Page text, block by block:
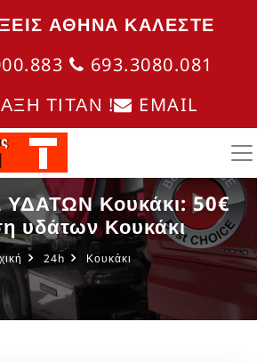
ΑΘΗΝΑ ΚΑΛΈΣΤΕ
693.3080.081
ΤΙΤΑΝ !
EMAIL
Κουκάκι: 50€
υδάτων Κουκάκι
24h Κουκάκι